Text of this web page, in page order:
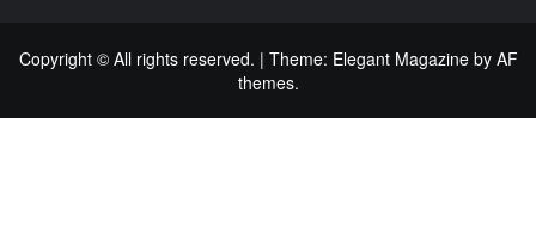
Copyright © All rights reserved. | Theme: Elegant Magazineby AF
themes.